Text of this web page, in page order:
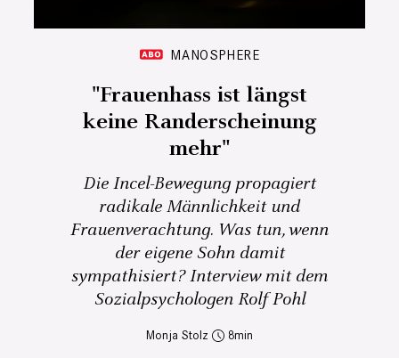
MANOSPHERE
"Frauenhass ist längst
keine Randerscheinung
mehr"
Die Incel-Bewegung propagiert
radikale Männlichkeit und
Frauenverachtung. Was tun, wenn
der eigene Sohn damit
sympathisiert? Interview mit dem
Sozialpsychologen Rolf Pohl
Monja Stolz 8